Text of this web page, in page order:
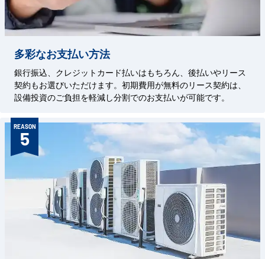
多彩なお支払い方法
銀行振込、クレジットカード払いはもちろん、後払いやリース
契約もお選びいただけます。初期費用が無料のリース契約は、
設備投資のご負担を軽減し分割でのお支払いが可能です。
REASON
5